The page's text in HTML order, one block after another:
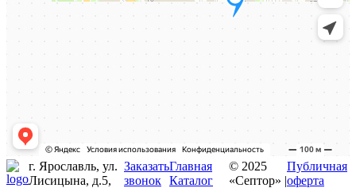
г. Ярославль, ул.
Лисицына, д.5,
Заказать
звонок
Главная
Каталог
© 2025
«Септор» |
Публичная
оферта